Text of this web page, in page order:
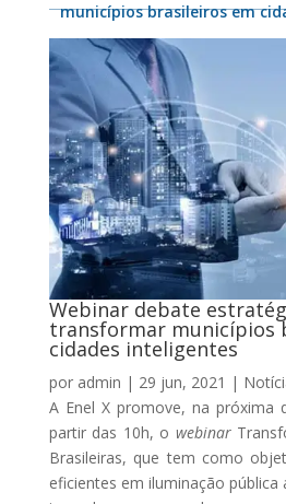
municípios brasileiros em
Webinar debate
transformar municípios
cidades inteligentes
por admin | 29 jun, 2021 |
A Enel X promove, na próxima
partir das 10h, o webinar
Brasileiras, que tem como
eficientes em iluminação pública